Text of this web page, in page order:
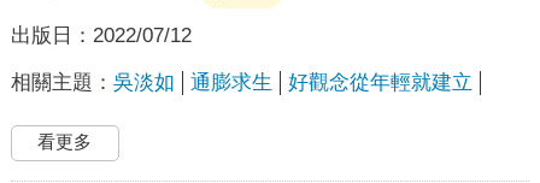
出版日： 2022/07/12
相關主題： 吳淡如 通膨求生 好觀念從年輕就建立
看更多